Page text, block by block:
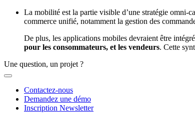
La mobilité est la partie visible d’une stratégie omni-
commerce unifié, notamment la gestion des
De plus, les applications mobiles devraient être
pour les consommateurs, et les vendeurs. Cette
Une question, un projet ?
Contactez-nous
Demandez une démo
Inscription Newsletter